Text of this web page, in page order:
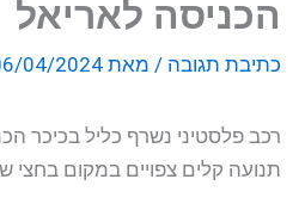
הכניסה לאריאל
כתיבת תגובה / מאת04/2024
רכב פלסטיני נשרף כליל בכיכר
תנועה קלים צפויים במקום בחצי